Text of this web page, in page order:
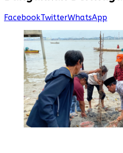
FacebookTwitterWhatsApp